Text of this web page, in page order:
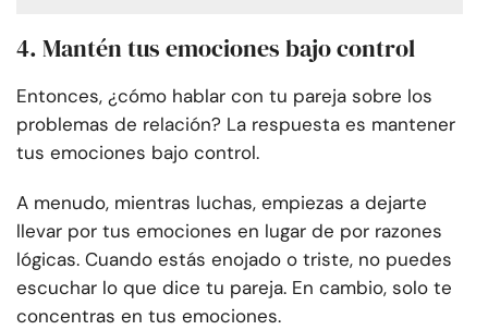
4. Mantén tus emociones bajo control
Entonces, ¿cómo hablar con tu pareja sobre los
problemas de relación? La respuesta es mantener
tus emociones bajo control.
A menudo, mientras luchas, empiezas a dejarte
llevar por tus emociones en lugar de por razones
lógicas. Cuando estás enojado o triste, no puedes
escuchar lo que dice tu pareja. En cambio, solo te
concentras en tus emociones.